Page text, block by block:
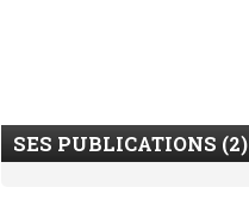
SES PUBLICATIONS (2)